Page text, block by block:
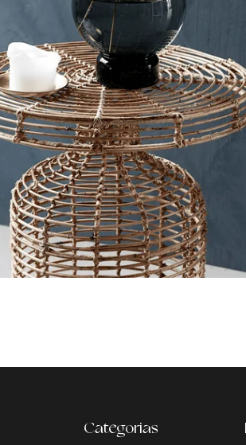
Categorias